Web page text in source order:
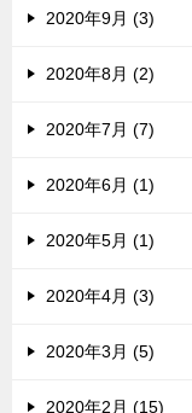
2020年9月 (3)
2020年8月 (2)
2020年7月 (7)
2020年6月 (1)
2020年5月 (1)
2020年4月 (3)
2020年3月 (5)
2020年2月 (15)